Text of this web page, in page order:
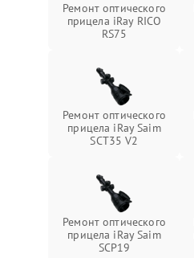
Ремонт оптического
прицела iRay RICO
RS75
Ремонт оптического
прицела iRay Saim
SCT35 V2
Ремонт оптического
прицела iRay Saim
SCP19